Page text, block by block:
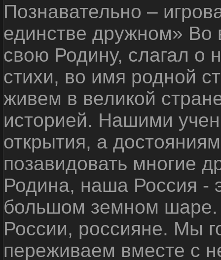
Познавательно –
единстве дружном»
свою Родину, слагал о
стихи, во имя родной
живем в великой
историей. Нашими
открытия, а
позавидовать многие
Родина, наша Россия -
большом земном
России, россияне. Мы
переживаем вместе с